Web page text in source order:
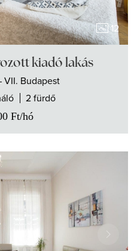
12
kiadó lakás
VII. Budapest
2 fürdő
Ft/hó